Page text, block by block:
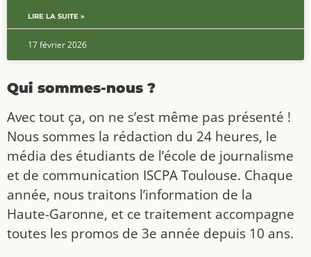
LIRE LA SUITE »
17 février 2026
Qui sommes-nous ?
Avec tout ça, on ne s’est même pas présenté !
Nous sommes la rédaction du 24 heures, le
média des étudiants de l’école de journalisme
et de communication ISCPA Toulouse. Chaque
année, nous traitons l’information de la
Haute-Garonne, et ce traitement accompagne
toutes les promos de 3e année depuis 10 ans.